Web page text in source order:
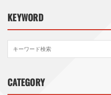
KEYWORD
CATEGORY